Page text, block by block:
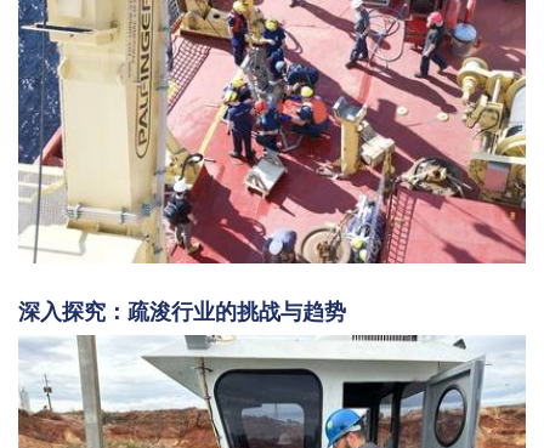
深入探究：疏浚行业的挑战与趋势